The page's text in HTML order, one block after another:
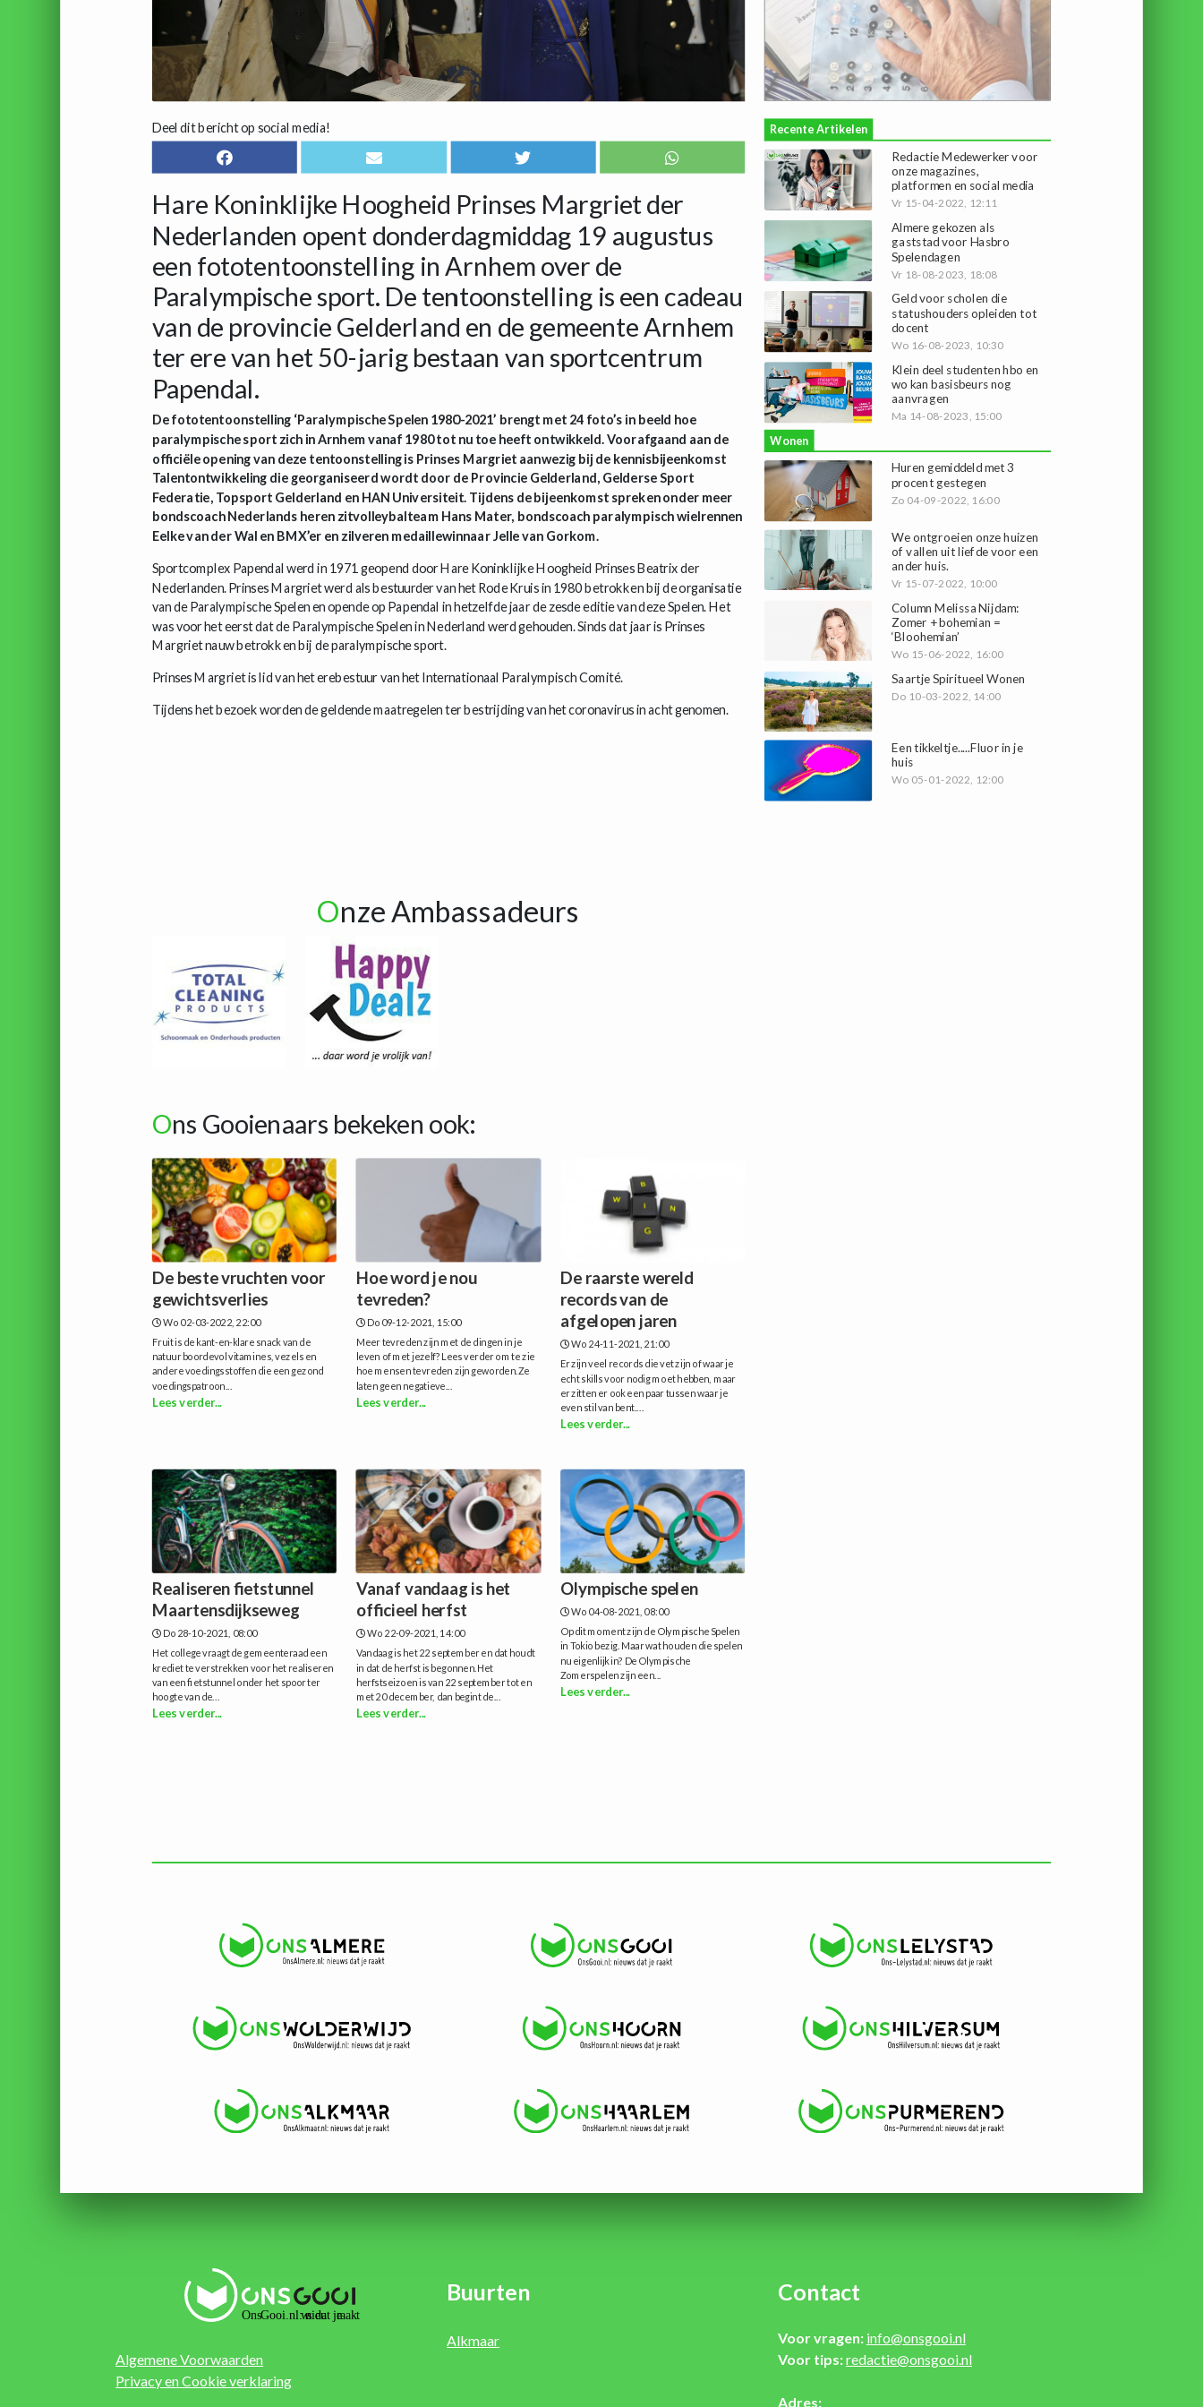
Deel dit bericht op social media!
Hare Koninklijke Hoogheid Prinses Margriet der
Nederlanden opent donderdagmiddag 19 augustus
een fototentoonstelling in Arnhem over de
Paralympische sport. De tentoonstelling is een cadeau
van de provincie Gelderland en de gemeente Arnhem
ter ere van het 50-jarig bestaan van sportcentrum
Papendal.
De fototentoonstelling ‘Paralympische Spelen 1980-2021’ brengt met 24 foto’s in beeld hoe
paralympische sport zich in Arnhem vanaf 1980 tot nu toe heeft ontwikkeld. Voorafgaand aan de
officiële opening van deze tentoonstelling is Prinses Margriet aanwezig bij de kennisbijeenkomst
Talentontwikkeling die georganiseerd wordt door de Provincie Gelderland, Gelderse Sport
Federatie, Topsport Gelderland en HAN Universiteit. Tijdens de bijeenkomst spreken onder meer
bondscoach Nederlands heren zitvolleybalteam Hans Mater, bondscoach paralympisch wielrennen
Eelke van der Wal en BMX’er en zilveren medaillewinnaar Jelle van Gorkom.
Sportcomplex Papendal werd in 1971 geopend door Hare Koninklijke Hoogheid Prinses Beatrix der
Nederlanden. Prinses Margriet werd als bestuurder van het Rode Kruis in 1980 betrokken bij de organisatie
van de Paralympische Spelen en opende op Papendal in hetzelfde jaar de zesde editie van deze Spelen. Het
was voor het eerst dat de Paralympische Spelen in Nederland werd gehouden. Sinds dat jaar is Prinses
Margriet nauw betrokken bij de paralympische sport.
Prinses Margriet is lid van het erebestuur van het Internationaal Paralympisch Comité.
Tijdens het bezoek worden de geldende maatregelen ter bestrijding van het coronavirus in acht genomen.
Onze Ambassadeurs
Ons Gooienaars bekeken ook:
De beste vruchten voor
gewichtsverlies
Wo 02-03-2022, 22:00
Fruit is de kant-en-klare snack van de
natuur boordevol vitamines, vezels en
andere voedingsstoffen die een gezond
voedingspatroon...
Lees verder...
Hoe word je nou
tevreden?
Do 09-12-2021, 15:00
Meer tevreden zijn met de dingen in je
leven of met jezelf? Lees verder om te zie
hoe mensen tevreden zijn geworden.Ze
laten geen negatieve...
Lees verder...
De raarste wereld
records van de
afgelopen jaren
Wo 24-11-2021, 21:00
Er zijn veel records die vet zijn of waar je
echt skills voor nodig moet hebben, maar
er zitten er ook een paar tussen waar je
even stil van bent....
Lees verder...
Realiseren fietstunnel
Maartensdijkseweg
Do 28-10-2021, 08:00
Het college vraagt de gemeenteraad een
krediet te verstrekken voor het realiseren
van een fietstunnel onder het spoor ter
hoogte van de...
Lees verder...
Vanaf vandaag is het
officieel herfst
Wo 22-09-2021, 14:00
Vandaag is het 22 september en dat houdt
in dat de herfst is begonnen.Het
herfstseizoen is van 22 september tot en
met 20 december, dan begint de...
Lees verder...
Olympische spelen
Wo 04-08-2021, 08:00
Op dit moment zijn de Olympische Spelen
in Tokio bezig. Maar wat houden die spelen
nu eigenlijk in? De Olympische
Zomerspelen zijn een...
Lees verder...
Recente Artikelen
Redactie Medewerker voor
onze magazines,
platformen en social media
Vr 15-04-2022, 12:11
Almere gekozen als
gaststad voor Hasbro
Spelendagen
Vr 18-08-2023, 18:08
Geld voor scholen die
statushouders opleiden tot
docent
Wo 16-08-2023, 10:30
Klein deel studenten hbo en
wo kan basisbeurs nog
aanvragen
Ma 14-08-2023, 15:00
Wonen
Huren gemiddeld met 3
procent gestegen
Zo 04-09-2022, 16:00
We ontgroeien onze huizen
of vallen uit liefde voor een
ander huis.
Vr 15-07-2022, 10:00
Column Melissa Nijdam:
Zomer + bohemian =
‘Bloohemian’
Wo 15-06-2022, 16:00
Saartje Spiritueel Wonen
Do 10-03-2022, 14:00
Een tikkeltje.....Fluor in je
huis
Wo 05-01-2022, 12:00
Algemene Voorwaarden
Privacy en Cookie verklaring
Buurten
Alkmaar
Contact
Voor vragen: info@onsgooi.nl
Voor tips:redactie@onsgooi.nl
Adres: